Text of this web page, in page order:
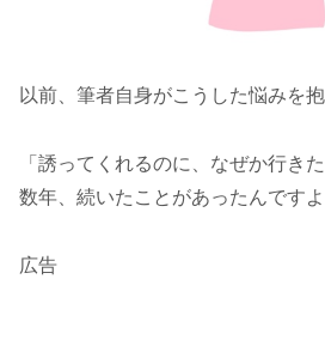
以前、筆者自身がこうした悩みを
「誘ってくれるのに、なぜか行き
数年、続いたことがあったんですよ
広告